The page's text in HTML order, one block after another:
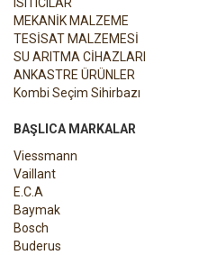
MEKANİK MALZEME
TESİSAT MALZEMESİ
SU ARITMA CİHAZLARI
ANKASTRE ÜRÜNLER
Kombi Seçim Sihirbazı
BAŞLICA MARKALAR
Viessmann
Vaillant
E.C.A
Baymak
Bosch
Buderus